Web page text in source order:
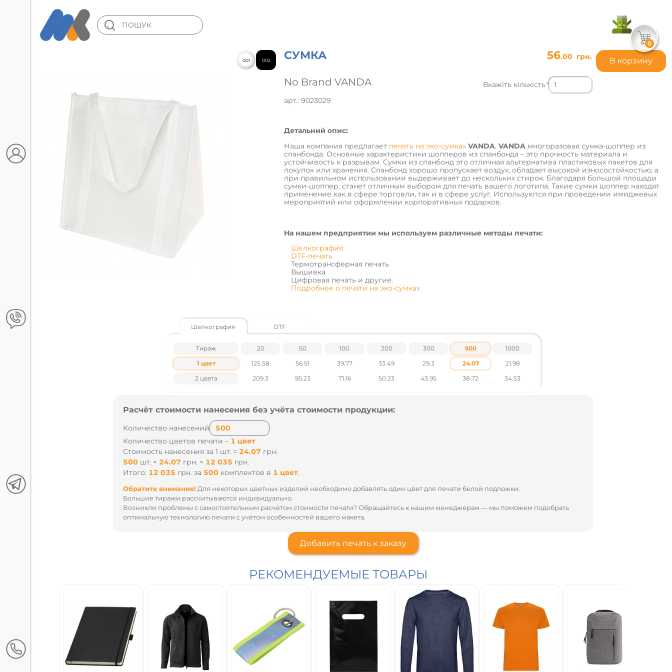
001 002 СУМКА
No Brand VANDA
арт.: 9023029
56.00 грн.
Вкажіть кількість*
Детальний опис:
Наша компания предлагает печать на эко-сумках VANDA. VANDA многоразовая сумка-шоппер из
спанбонда. Основные характеристики шопперов из спанбонда – это прочность материала и
устойчивость к разрывам. Сумки из спанбонд это отличная альтернатива пластиковых пакетов для
покупок или хранения. Спанбонд хорошо пропускает воздух, обладает высокой износостойкостью, а
при правильном использовании выдерживает до нескольких стирок. Благодаря большой площади
сумки-шоппер, станет отличным выбором для печать вашего логотипа. Такие сумки шоппер находят
применение как в сфере торговли, так и в сфере услуг. Используются при проведении имиджевых
мероприятий или оформлении корпоративных подарков.
На нашем предприятии мы используем различные методы печати:
Шелкография
DTF-печать
Термотрансферная печать
Вышивка
Цифровая печать и другие.
Подробнее о печати на эко-сумках
Плотность, г/м2 – 80 гр/м²
Размер - 36х38х25 см
Вес - 88 г
Упаковка – по 100 шт., вес – 11,4 кг, коробка 41х39х46 см
В корзину
Шелкография DTF
Тираж 20 50 100 200 300 500
1000
1 цвет
125.58 56.51 39.77 33.49 29.3 24.07
21.98
2 цвета
209.3 95.23 71.16 50.23 43.95 38.72 34.53
Расчёт стоимости нанесения без учёта стоимости продукции:
Количество нанесений
Количество цветов печати – 1 цвет
Стоимость нанесения за 1 шт. = 24.07 грн.
500 шт. × 24.07 грн. = 12 035 грн.
Итого: 12 035 грн. за 500 комплектов в 1 цвет.
Обратите внимание! Для некоторых цветных изделий необходимо добавлять один цвет для печати белой подложки.
Большие тиражи рассчитываются индивидуально.
Возникли проблемы с самостоятельным расчётом стоимости печати? Обращайтесь к нашим менеджерам — мы поможем подобрать
оптимальную технологию печати с учётом особенностей вашего макета.
Добавить печать к заказу
РЕКОМЕНДУЕМЫЕ ТОВАРЫ
0